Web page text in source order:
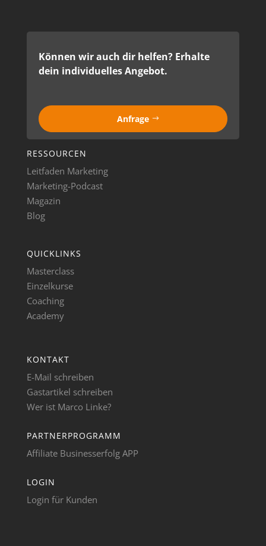
Können wir auch dir helfen? Erhalte
dein individuelles Angebot.
Anfrage
RESSOURCEN
Leitfaden Marketing
Marketing-Podcast
Magazin
Blog
QUICKLINKS
Masterclass
Einzelkurse
Coaching
Academy
KONTAKT
E-Mail schreiben
Gastartikel schreiben
Wer ist Marco Linke?
PARTNERPROGRAMM
Affiliate Businesserfolg APP
LOGIN
Login für Kunden